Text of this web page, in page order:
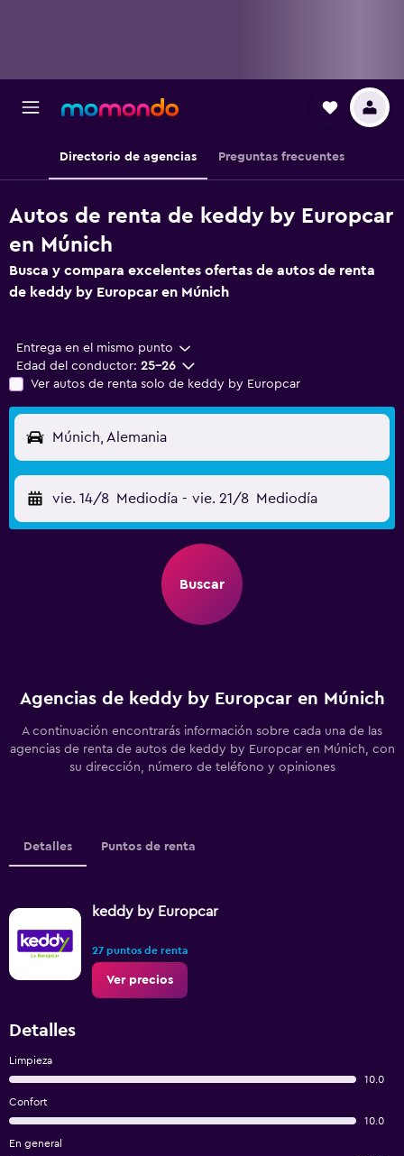
Directorio de agencias Preguntas frecuentes
Autos de renta de keddy by Europcar
en Múnich
Busca y compara excelentes ofertas de autos de renta
de keddy by Europcar en Múnich
Entrega en el mismo punto
Edad del conductor: 25-26
Ver autos de renta solo de keddy by Europcar
Múnich, Alemania
vie. 14/8 Mediodía - vie. 21/8 Mediodía
Buscar
Agencias de keddy by Europcar en Múnich
A continuación encontrarás información sobre cada una de las
agencias de renta de autos de keddy by Europcar en Múnich, con
su dirección, número de teléfono y opiniones
Detalles Puntos de renta
keddy by Europcar
27 puntos de renta
Ver precios
Detalles
Limpieza
10.0
Confort
10.0
En general